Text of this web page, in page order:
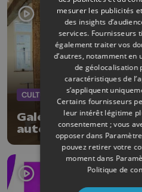
CULTURE
Galerie Colon : 3
autour du noir et
la matière
mesurer les publicités
des insights
services. Fournisseurs
également traiter vos
d’autres, notamment en
de géolocalisation
caractéristiques de
s’appliquent
Certains fournisseurs
leur intérêt légitime
consentement ; vous
opposer dans
pouvez retirer votre
moment dans
Politique de